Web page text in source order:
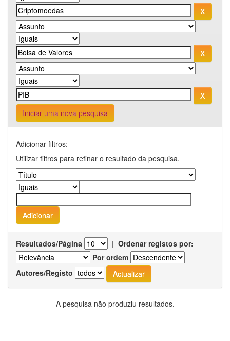
Iniciar uma nova pesquisa
Adicionar filtros:
Utilizar filtros para refinar o resultado da pesquisa.
Resultados/Página | Ordenar registos por:
Por ordem
Autores/Registo
A pesquisa não produziu resultados.